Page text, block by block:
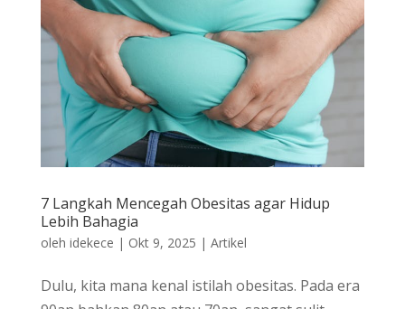
7 Langkah Mencegah Obesitas agar Hidup
Lebih Bahagia
oleh idekece | Okt 9, 2025 | Artikel
Dulu, kita mana kenal istilah obesitas. Pada era